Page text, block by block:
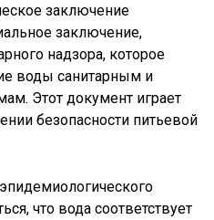
заключение
заключение,
надзора, которое
воды санитарным и
Этот документ играет
безопасности питьевой
что вода соответствует